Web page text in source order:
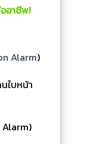
อาชีพ!
Alarm)
ใบหน้า